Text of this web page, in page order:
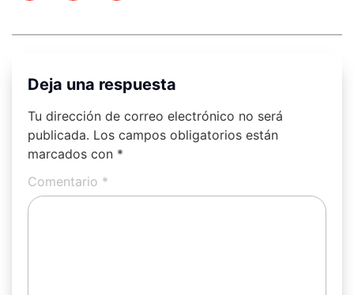
Deja una respuesta
Tu dirección de correo electrónico no será
publicada. Los campos obligatorios están
marcados con *
Comentario *